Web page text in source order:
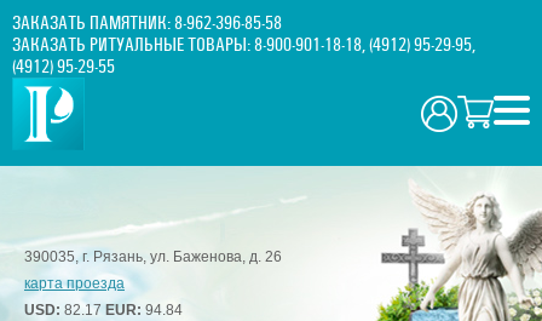
ЗАКАЗАТЬ ПАМЯТНИК:8-962-396-85-58
ЗАКАЗАТЬ РИТУАЛЬНЫЕ ТОВАРЫ:8-900-901-18-18,(4912) 95-29-95,
(4912) 95-29-55
390035, г. Рязань, ул. Баженова, д. 26
карта проезда
USD: 82.17 EUR: 94.84